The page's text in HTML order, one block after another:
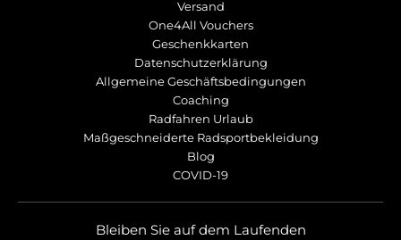
Versand
One4All Vouchers
Geschenkkarten
Datenschutzerklärung
Allgemeine Geschäftsbedingungen
Coaching
Radfahren Urlaub
Maßgeschneiderte Radsportbekleidung
Blog
COVID-19
Bleiben Sie auf dem Laufenden